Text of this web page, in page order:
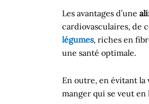
Les avantages d’une
cardiovasculaires, de
légumes, riches en
une santé optimale.
En outre, en évitant la
manger qui se veut en